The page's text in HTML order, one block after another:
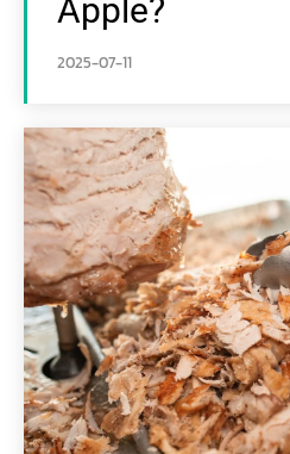
Apple?
2025-07-11